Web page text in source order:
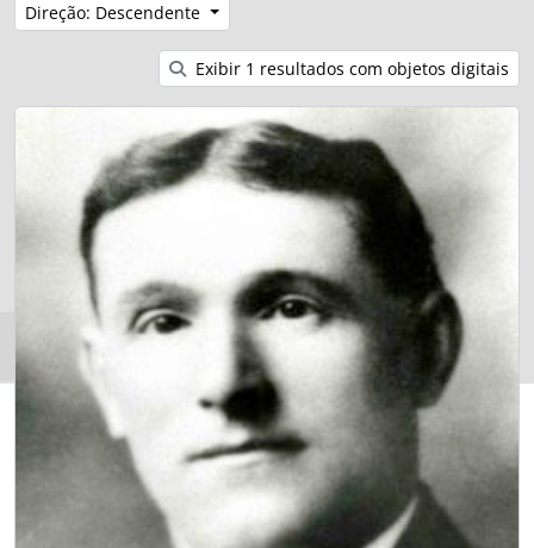
Direção: Descendente
Exibir 1 resultados com objetos digitais